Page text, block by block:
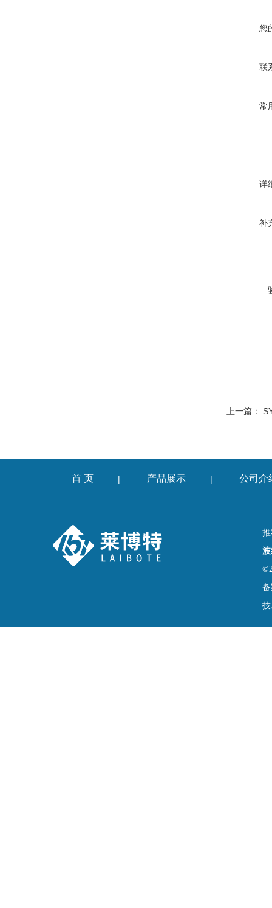
您
联
常
详
补
上一篇：
首 页 | 产品展示 | 公司介
备